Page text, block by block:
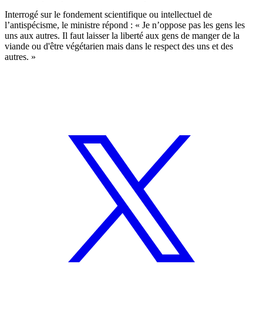
Interrogé sur le fondement scientifique ou intellectuel de
l’antispécisme, le ministre répond : « Je n’oppose pas les gens les
uns aux autres. Il faut laisser la liberté aux gens de manger de la
viande ou d'être végétarien mais dans le respect des uns et des
autres. »